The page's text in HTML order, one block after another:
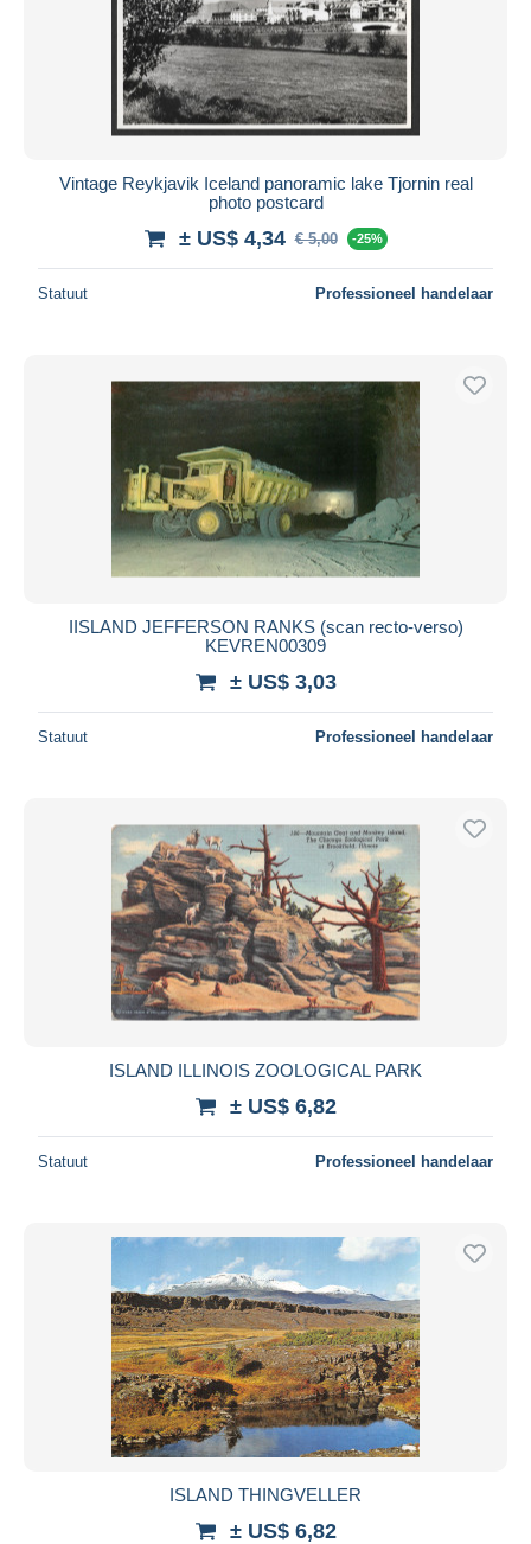
Vintage Reykjavik Iceland panoramic lake Tjornin real
photo postcard
± US$ 4,34 € 5,00 -25%
Statuut Professioneel handelaar
IISLAND JEFFERSON RANKS (scan recto-verso)
KEVREN00309
± US$ 3,03
Statuut Professioneel handelaar
ISLAND ILLINOIS ZOOLOGICAL PARK
± US$ 6,82
Statuut Professioneel handelaar
ISLAND THINGVELLER
± US$ 6,82